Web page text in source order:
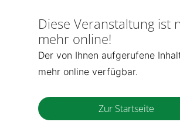
Diese Veranstaltung ist
mehr online!
Der von Ihnen aufgerufene
mehr online verfügbar.
Zur Startseite